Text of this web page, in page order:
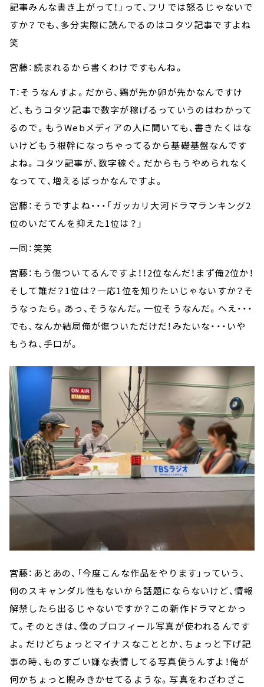
記事みんな書き上がって！」って、フリでは怒るじゃないで
すか？でも、多分実際に読んでるのはコタツ記事ですよね
笑
宮藤：読まれるから書くわけですもんね。
T：そうなんすよ。だから、鶏が先か卵が先かなんですけ
ど、もうコタツ記事で数字が稼げるっていうのはわかって
るので。もうWebメディアの人に聞いても、書きたくはな
いけどもう根幹になっちゃってるから基礎基盤なんです
よね。コタツ記事が、数字稼ぐ。だからもうやめられなく
なってて、増えるばっかなんですよ。
宮藤：そうですよね・・・「ガッカリ大河ドラマランキング2
位のいだてんを抑えた1位は？」
一同：笑笑
宮藤：もう傷ついてるんですよ！！2位なんだ！まず俺2位か！
そして誰だ？1位は？一応1位を知りたいじゃないすか？そ
うなったら。あっ、そうなんだ。一位そうなんだ。へえ・・・
でも、なんか結局俺が傷ついただけだ！みたいな・・・いや
もうね、手口が。
宮藤：あとあの、「今度こんな作品をやります」っていう、
何のスキャンダル性もないから話題にならないけど、情報
解禁したら出るじゃないですか？この新作ドラマとかっ
て。そのときは、僕のプロフィール写真が使われるんです
よ。だけどちょっとマイナスなこととか、ちょっと下げ記
事の時、ものすごい嫌な表情してる写真使うんすよ！俺が
何かちょっと睨みきかせてるような。写真をわざわざこ